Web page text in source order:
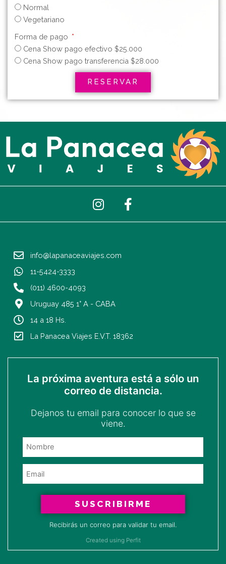
Normal
Vegetariano
Forma de pago
Cena Show pago efectivo $25.000
Cena Show pago transferencia $28.000
RESERVAR
I
n
s
g
m
F
a
c
info@lapanaceaviajes.com
11-5424-3333
(011) 4600-4093
Uruguay 485 1° A - CABA
14 a 18 Hs.
La Panacea Viajes E.V.T. 18362
La próxima aventura está a sólo un
correo de distancia.
Dejanos tu email para conocer lo que se
viene.
SUSCRIBIRME
Recibirás un correo para validar tu email.
Created using Perfit